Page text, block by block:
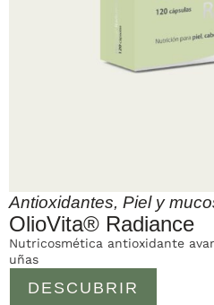
Antioxidantes, Piel y
OlioVita® Radiance
DESCUBRIR
Nutricosmética antioxidante
uñas